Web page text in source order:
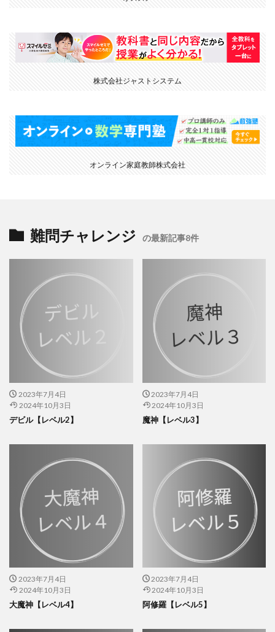
株式会社ジャストシステム
オンライン家庭教師株式会社
難問チャレンジ の最新記事8件
2023年7月4日
2024年10月3日
デビル【レベル2】
2023年7月4日
2024年10月3日
魔神【レベル3】
2023年7月4日
2024年10月3日
大魔神【レベル4】
2023年7月4日
2024年10月3日
阿修羅【レベル5】